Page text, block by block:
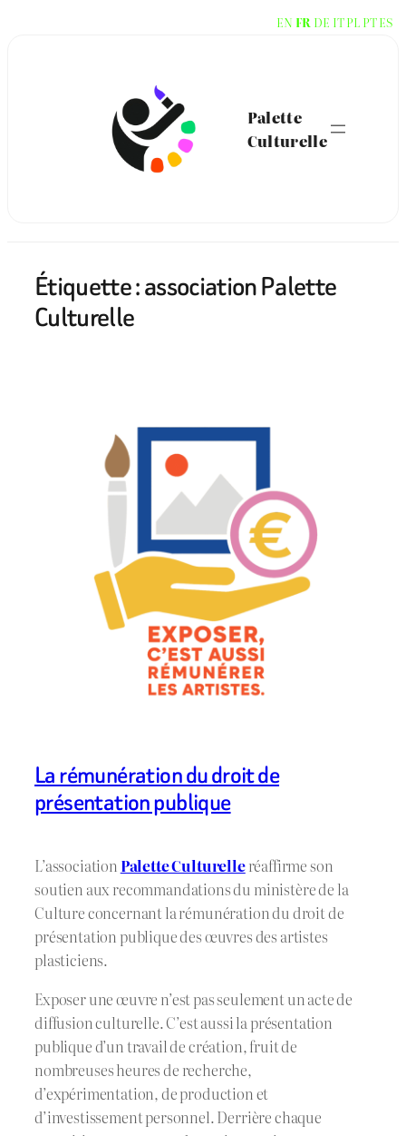
Palette
Culturelle
Étiquette :association Palette
Culturelle
La rémunération du droit de
présentation publique
L’association Palette Culturelleréaffirme son
soutien aux recommandations du ministère de la
Culture concernant la rémunération du droit de
présentation publique des œuvres des artistes
plasticiens.
Exposer une œuvre n’est pas seulement un acte de
diffusion culturelle. C’est aussi la présentation
publique d’un travail de création, fruit de
nombreuses heures de recherche,
d’expérimentation, de production et
d’investissement personnel. Derrière chaque
EN FR DE ITPL PTES